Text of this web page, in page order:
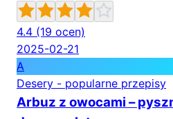
4.4 (19 ocen)
2025-02-21
A
Desery - popularne przepisy
Arbuz z owocami –